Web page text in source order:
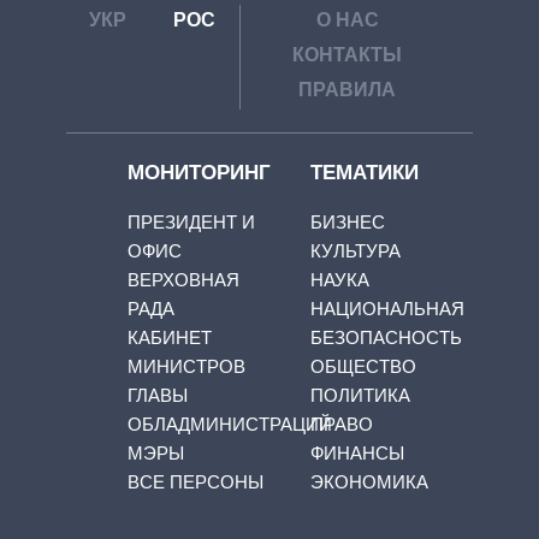
УКР РОС
О НАС
КОНТАКТЫ
ПРАВИЛА
МОНИТОРИНГ
ПРЕЗИДЕНТ И
ОФИС
ВЕРХОВНАЯ
РАДА
КАБИНЕТ
МИНИСТРОВ
ГЛАВЫ
ОБЛАДМИНИСТРАЦИЙ
МЭРЫ
ВСЕ ПЕРСОНЫ
ТЕМАТИКИ
БИЗНЕС
КУЛЬТУРА
НАУКА
НАЦИОНАЛЬНАЯ
БЕЗОПАСНОСТЬ
ОБЩЕСТВО
ПОЛИТИКА
ПРАВО
ФИНАНСЫ
ЭКОНОМИКА